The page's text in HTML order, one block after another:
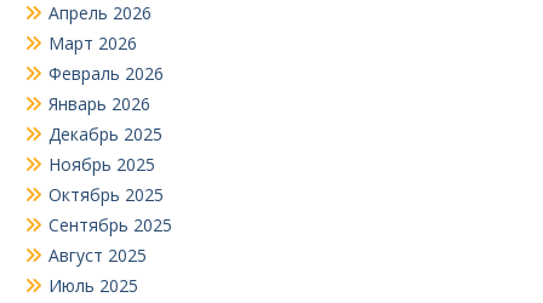
Апрель 2026
Март 2026
Февраль 2026
Январь 2026
Декабрь 2025
Ноябрь 2025
Октябрь 2025
Сентябрь 2025
Август 2025
Июль 2025